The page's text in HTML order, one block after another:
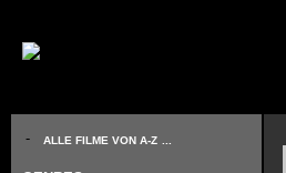
- ALLE FILME VON A-Z